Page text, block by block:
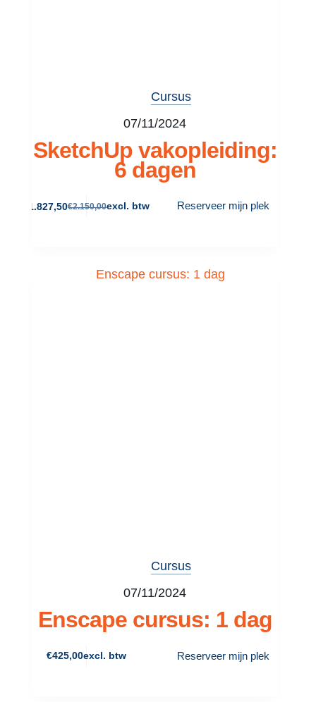
Cursus
07/11/2024
SketchUp vakopleiding:
6 dagen
€2.150,00
1.827,50 excl. btw Reserveer mijn plek
Cursus
07/11/2024
Enscape cursus: 1 dag
€425,00excl. btw Reserveer mijn plek